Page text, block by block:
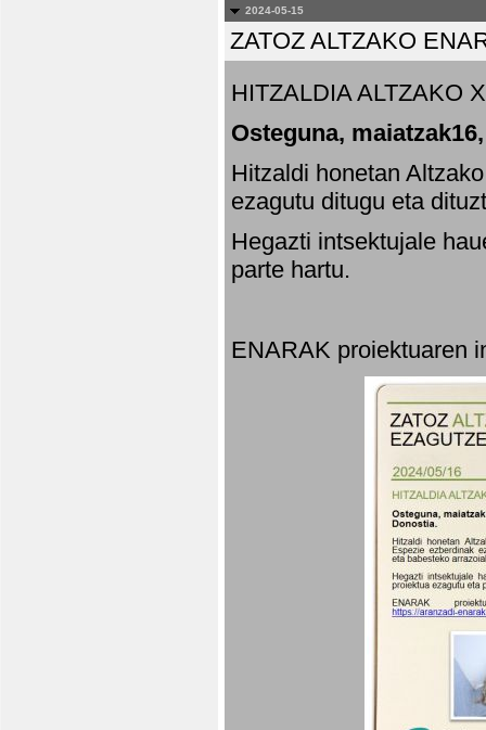
2024-05-15
ZATOZ ALTZAKO
HITZALDIA ALTZAKO
Osteguna,
Hitzaldi honetan
ezagutu ditugu eta
Hegazti intsektujale
parte hartu.
ENARAK proiektuaren